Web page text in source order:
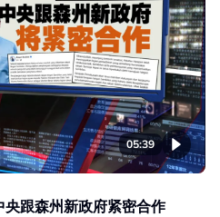
05:39
跟森州新政府紧密合作